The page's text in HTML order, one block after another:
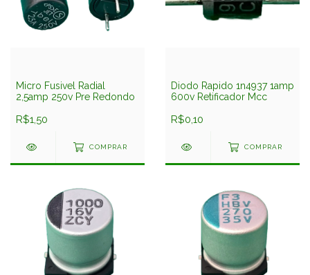
Micro Fusivel Radial
2,5amp 250v Pre Redondo
R$1,50
COMPRAR
Diodo Rapido 1n4937 1amp
600v Retificador Mcc
R$0,10
COMPRAR